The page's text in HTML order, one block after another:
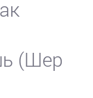
(Шер